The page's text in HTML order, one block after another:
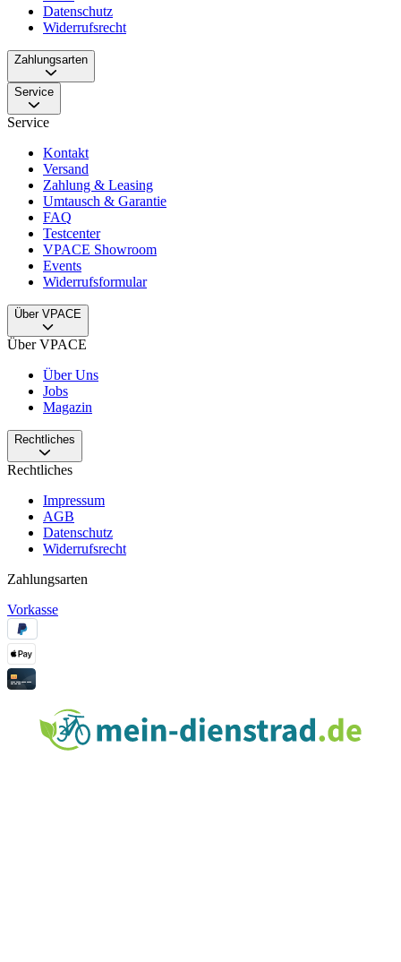
Datenschutz
Widerrufsrecht
Zahlungsarten
Service
Service
Kontakt
Versand
Zahlung & Leasing
Umtausch & Garantie
FAQ
Testcenter
VPACE Showroom
Events
Widerrufsformular
Über VPACE
Über VPACE
Über Uns
Jobs
Magazin
Rechtliches
Rechtliches
Impressum
AGB
Datenschutz
Widerrufsrecht
Zahlungsarten
Vorkasse